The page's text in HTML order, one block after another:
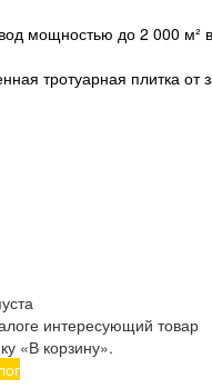
мощностью до 2 000 м²
тротуарная плитка от
интересующий товар
«В корзину».